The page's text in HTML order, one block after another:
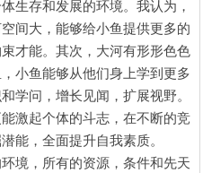
存和发展的环境。我认为，
间大，能够给小鱼提供更多的
才能。其次，大河有形形色色
小鱼能够从他们身上学到更多
学问，增长见闻，扩展视野。
激起个体的斗志，在不断的竞
能，全面提升自我素质。
，所有的资源，条件和先天